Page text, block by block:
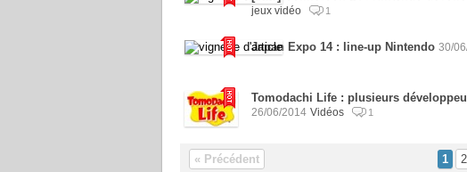
jeux vidéo
1
Japan Expo 14 : line-up Nintendo 30/
Tomodachi Life : plusieurs
26/06/2014 Vidéos 1
« Précédent 1 2